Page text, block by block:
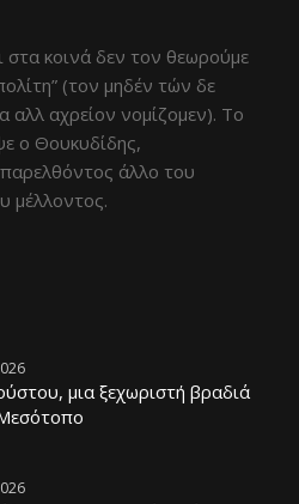
στα κοινά δεν τον θεωρούμε
(τον μηδέν τών δε
αλλ αχρείον νομίζομεν). Το
ο Θουκυδίδης,
άλλο του
μέλλοντος.
μια ξεχωριστή βραδιά